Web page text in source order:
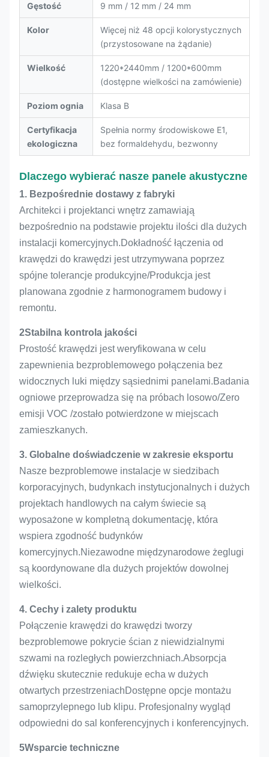
Gęstość 9 mm / 12 mm / 24 mm
Kolor
Więcej niż 48 opcji kolorystycznych
(przystosowane na żądanie)
Wielkość
1220*2440mm / 1200*600mm
(dostępne wielkości na zamówienie)
Poziom ognia Klasa B
Certyfikacja
ekologiczna
Spełnia normy środowiskowe E1,
bez formaldehydu, bezwonny
Dlaczego wybierać nasze panele akustyczne
1. Bezpośrednie dostawy z fabryki
Architekci i projektanci wnętrz zamawiają
bezpośrednio na podstawie projektu ilości dla dużych
instalacji komercyjnych.Dokładność łączenia od
krawędzi do krawędzi jest utrzymywana poprzez
spójne tolerancje produkcyjne/Produkcja jest
planowana zgodnie z harmonogramem budowy i
remontu.
2Stabilna kontrola jakości
Prostość krawędzi jest weryfikowana w celu
zapewnienia bezproblemowego połączenia bez
widocznych luki między sąsiednimi panelami.Badania
ogniowe przeprowadza się na próbach losowo/Zero
emisji VOC /zostało potwierdzone w miejscach
zamieszkanych.
3. Globalne doświadczenie w zakresie eksportu
Nasze bezproblemowe instalacje w siedzibach
korporacyjnych, budynkach instytucjonalnych i dużych
projektach handlowych na całym świecie są
wyposażone w kompletną dokumentację, która
wspiera zgodność budynków
komercyjnych.Niezawodne międzynarodowe żeglugi
są koordynowane dla dużych projektów dowolnej
wielkości.
4. Cechy i zalety produktu
Połączenie krawędzi do krawędzi tworzy
bezproblemowe pokrycie ścian z niewidzialnymi
szwami na rozległych powierzchniach.Absorpcja
dźwięku skutecznie redukuje echa w dużych
otwartych przestrzeniachDostępne opcje montażu
samoprzylepnego lub klipu. Profesjonalny wygląd
odpowiedni do sal konferencyjnych i konferencyjnych.
5Wsparcie techniczne